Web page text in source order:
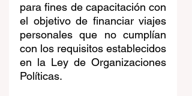
para fines de capacitación con
el objetivo de financiar viajes
personales que no cumplían
con los requisitos establecidos
en la Ley de Organizaciones
Políticas.